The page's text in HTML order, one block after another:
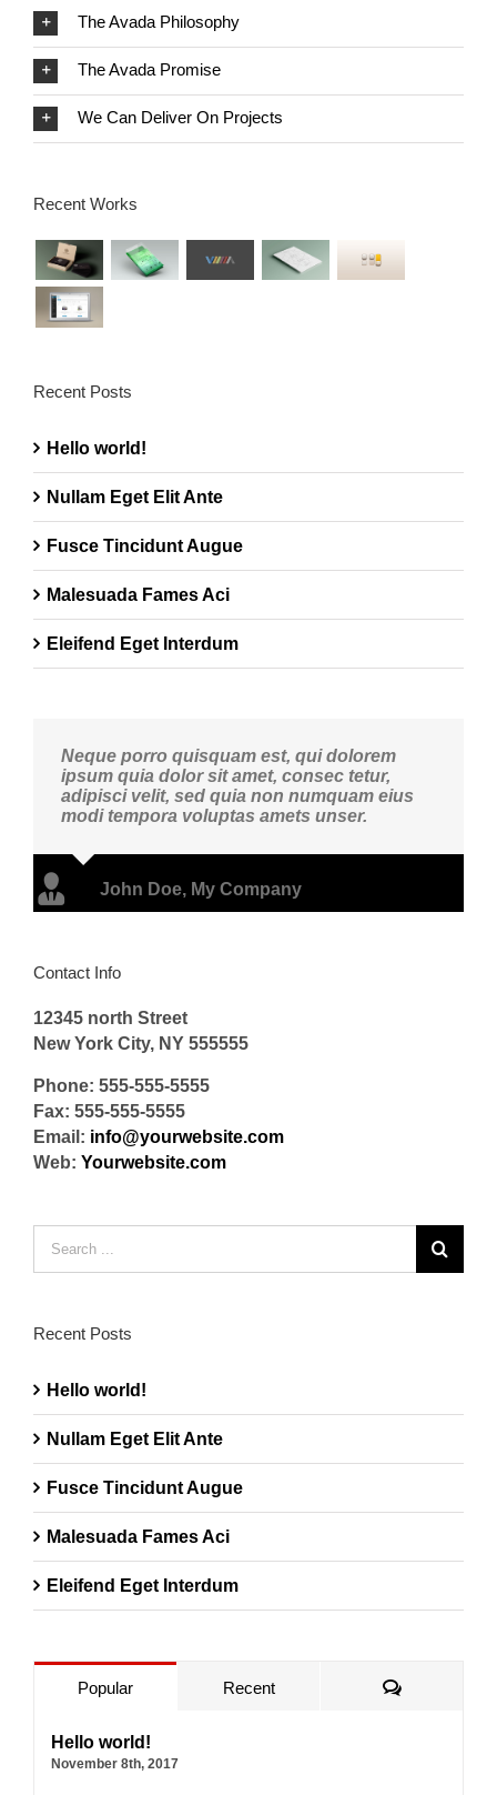
The Avada Philosophy
The Avada Promise
We Can Deliver On Projects
Recent Works
Recent Posts
Hello world!
Nullam Eget Elit Ante
Fusce Tincidunt Augue
Malesuada Fames Aci
Eleifend Eget Interdum
Neque porro quisquam est, qui dolorem
ipsum quia dolor sit amet, consec tetur,
adipisci velit, sed quia non numquam eius
modi tempora voluptas amets unser.
John Doe, My Company
Contact Info
12345 north Street
New York City, NY 555555
Phone: 555-555-5555
Fax: 555-555-5555
Email: info@yourwebsite.com
Web: Yourwebsite.com
Recent Posts
Hello world!
Nullam Eget Elit Ante
Fusce Tincidunt Augue
Malesuada Fames Aci
Eleifend Eget Interdum
Popular Recent Comments
Hello world!
November 8th, 2017